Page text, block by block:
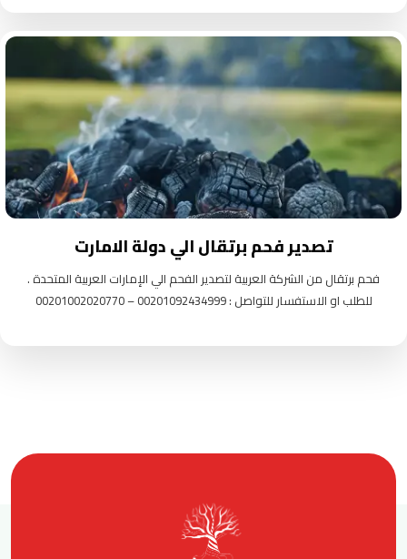
تصدير فحم برتقال الي دولة الامارت
فحم برتقال من الشركة العربية لتصدير الفحم الي الإمارات العربية المتحدة .
للطلب او الاستفسار للتواصل : 00201092434999 – 00201002020770